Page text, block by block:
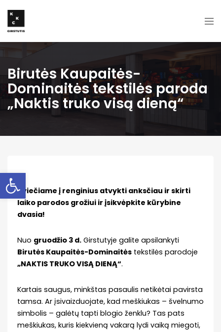
Open toolbar
Birutės Kaupaitės-
Dominaitės tekstilės paroda
„Naktis truko visą dieną“
Kviečiame į renginius atvykti anksčiau ir skirti
laiko parodos grožiui ir įsikvėpkite kūrybine
dvasia!
Nuo gruodžio 3 d. Girstutyje galite apsilankyti
Birutės Kaupaitės-Dominaitės tekstilės parodoje
„NAKTIS TRUKO VISĄ DIENĄ“.
Kartais saugus, minkštas pasaulis netikėtai pavirsta
tamsa. Ar įsivaizduojate, kad meškiukas – švelnumo
simbolis – galėtų tapti blogio ženklu? Tas pats
meškiukas, kuris kiekvieną vakarą lydi vaiką miegoti,